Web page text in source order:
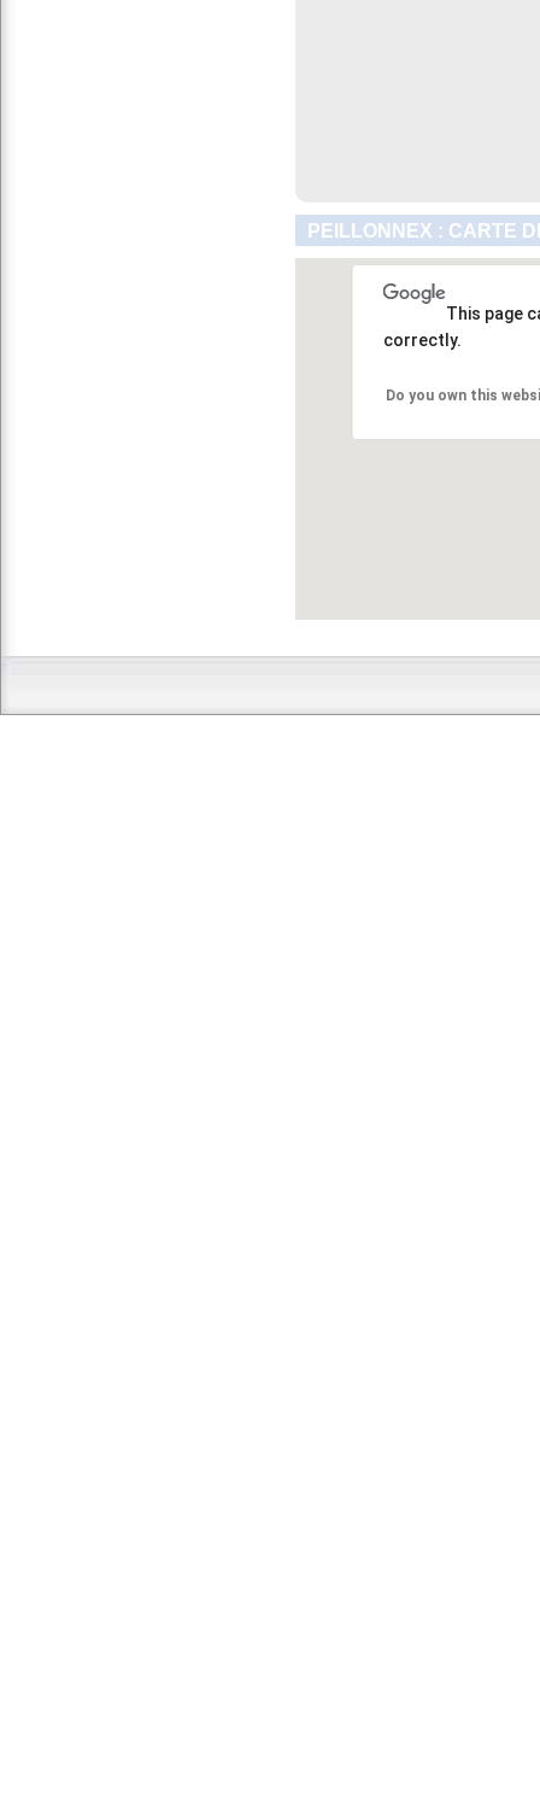
PEILLONNEX : CARTE
This page
correctly.
Do you own this